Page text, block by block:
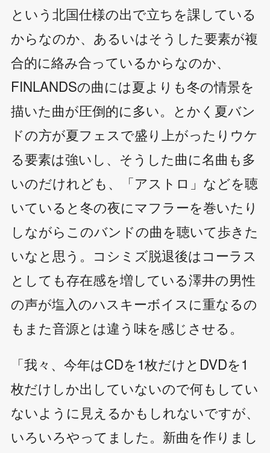
という北国仕様の出で立ちを課している
からなのか、あるいはそうした要素が複
合的に絡み合っているからなのか、
FINLANDSの曲には夏よりも冬の情景を
描いた曲が圧倒的に多い。とかく夏バン
ドの方が夏フェスで盛り上がったりウケ
る要素は強いし、そうした曲に名曲も多
いのだけれども、「アストロ」などを聴
いていると冬の夜にマフラーを巻いたり
しながらこのバンドの曲を聴いて歩きた
いなと思う。コシミズ脱退後はコーラス
としても存在感を増している澤井の男性
の声が塩入のハスキーボイスに重なるの
もまた音源とは違う味を感じさせる。
「我々、今年はCDを1枚だけとDVDを1
枚だけしか出していないので何もしてい
ないように見えるかもしれないですが、
いろいろやってました。新曲を作りまし